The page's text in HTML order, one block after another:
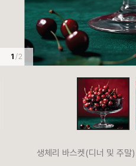
1 / 2
생체리 바스켓(디너 및 주